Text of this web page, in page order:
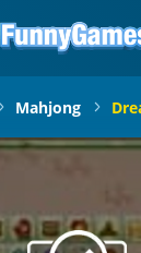
Mahjong